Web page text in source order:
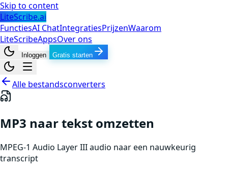
Skip to content
LiteScribe.ai
FunctiesAI ChatIntegratiesPrijzenWaarom
LiteScribeAppsOver ons
Inloggen Gratis starten
Alle bestandsconverters
MP3 naar tekst omzetten
MPEG-1 Audio Layer IIIaudio naar een nauwkeurig
transcript